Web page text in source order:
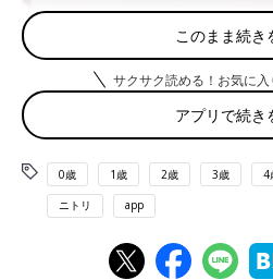
このまま続き
サクサク読める！お気に
アプリで続き
0歳 1歳 2歳 3歳 4
ニトリ app